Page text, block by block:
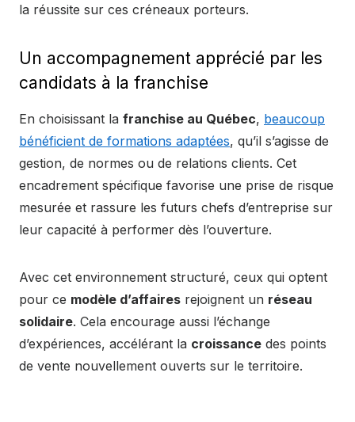
la réussite sur ces créneaux porteurs.
Un accompagnement apprécié par les
candidats à la franchise
En choisissant la franchise au Québec, beaucoup
bénéficient de formations adaptées, qu’il s’agisse de
gestion, de normes ou de relations clients. Cet
encadrement spécifique favorise une prise de risque
mesurée et rassure les futurs chefs d’entreprise sur
leur capacité à performer dès l’ouverture.
Avec cet environnement structuré, ceux qui optent
pour ce modèle d’affaires rejoignent un réseau
solidaire. Cela encourage aussi l’échange
d’expériences, accélérant la croissance des points
de vente nouvellement ouverts sur le territoire.